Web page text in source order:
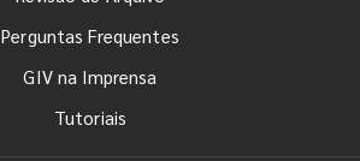
Perguntas Frequentes
GIV na Imprensa
Tutoriais